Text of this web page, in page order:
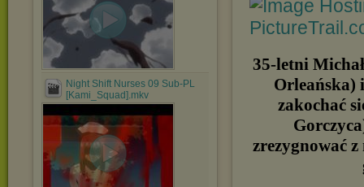
Night Shift Nurses 09 Sub-PL
[Kami_Squad].mkv
35-letni
Orleańska)
zakochać
zrezygnować